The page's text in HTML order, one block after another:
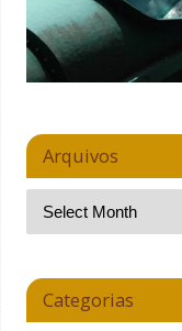
Arquivos
Categorias